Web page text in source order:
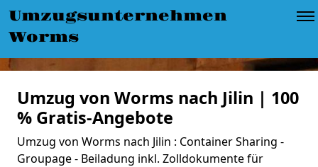
Umzugsunternehmen
Worms
Umzug von Worms nach Jilin | 100
% Gratis-Angebote
Umzug von Worms nach Jilin : Container Sharing -
Groupage - Beiladung inkl. Zolldokumente für